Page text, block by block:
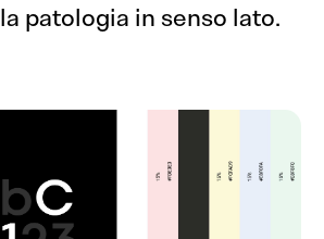
patologia in senso lato.